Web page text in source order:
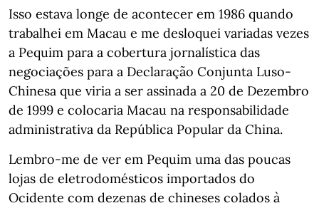
Isso estava longe de acontecer em 1986 quando
trabalhei em Macau e me desloquei variadas vezes
a Pequim para a cobertura jornalística das
negociações para a Declaração Conjunta Luso-
Chinesa que viria a ser assinada a 20 de Dezembro
de 1999 e colocaria Macau na responsabilidade
administrativa da República Popular da China.
Lembro-me de ver em Pequim uma das poucas
lojas de eletrodomésticos importados do
Ocidente com dezenas de chineses colados à